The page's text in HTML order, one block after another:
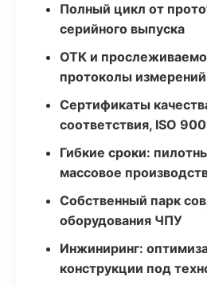
Полный цикл от
серийного выпуска
ОТК и
протоколы измерений
Сертификаты
соответствия, ISO
Гибкие сроки:
массовое
Собственный парк
оборудования ЧПУ
Инжиниринг:
конструкции под